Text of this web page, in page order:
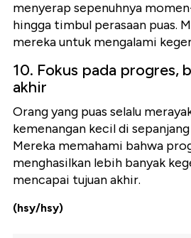
menyerap sepenuhnya
hingga timbul perasaan puas.
mereka untuk mengalami
10. Fokus pada progres,
akhir
Orang yang puas selalu
kemenangan kecil di
Mereka memahami bahwa
menghasilkan lebih banyak
mencapai tujuan akhir.
(hsy/hsy)